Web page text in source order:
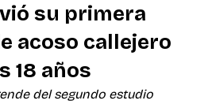
su primera
acoso callejero
18 años
del segundo estudio